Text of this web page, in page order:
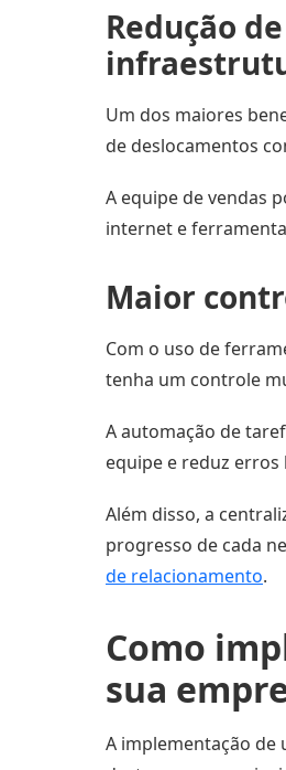
Redução
Um dos maiores
de deslocamentos
A equipe de vendas
internet e
Maior
Com o uso de
tenha um controle
A automação de
equipe e reduz erros
Além disso, a
progresso de cada
de relacionamento.
Como
sua
A implementação de